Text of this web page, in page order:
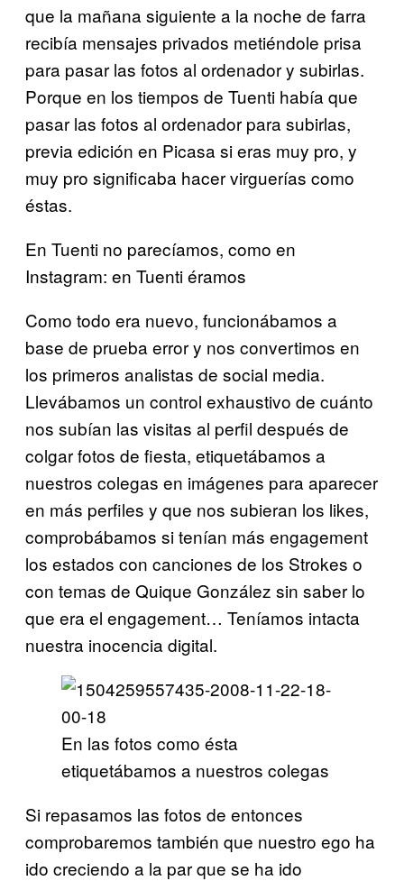
que la mañana siguiente a la noche de farra
recibía mensajes privados metiéndole prisa
para pasar las fotos al ordenador y subirlas.
Porque en los tiempos de Tuenti había que
pasar las fotos al ordenador para subirlas,
previa edición en Picasa si eras muy pro, y
muy pro significaba hacer virguerías como
éstas.
En Tuenti no parecíamos, como en
Instagram: en Tuenti éramos
Como todo era nuevo, funcionábamos a
base de prueba error y nos convertimos en
los primeros analistas de social media.
Llevábamos un control exhaustivo de cuánto
nos subían las visitas al perfil después de
colgar fotos de fiesta, etiquetábamos a
nuestros colegas en imágenes para aparecer
en más perfiles y que nos subieran los likes,
comprobábamos si tenían más engagement
los estados con canciones de los Strokes o
con temas de Quique González sin saber lo
que era el engagement… Teníamos intacta
nuestra inocencia digital.
En las fotos como ésta
etiquetábamos a nuestros colegas
Si repasamos las fotos de entonces
comprobaremos también que nuestro ego ha
ido creciendo a la par que se ha ido